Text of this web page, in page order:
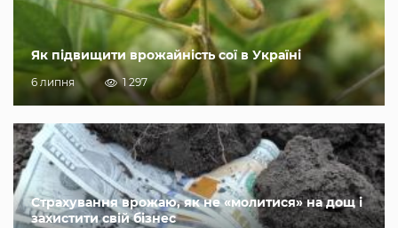
Як підвищити врожайність сої в Україні
6 липня 1 297
Страхування врожаю, як не «молитися» на дощ і
захистити свій бізнес